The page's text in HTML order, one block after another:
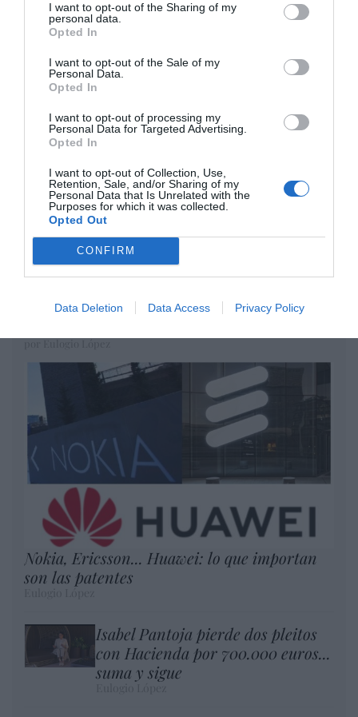
I want to opt-out of the Sharing of my
personal data.
Opted In
I want to opt-out of the Sale of my
Personal Data.
Opted In
I want to opt-out of processing my
Personal Data for Targeted Advertising.
Opted In
I want to opt-out of Collection, Use,
Retention, Sale, and/or Sharing of my
Personal Data that Is Unrelated with the
Purposes for which it was collected.
Opted Out
CONFIRM
Data Deletion Data Access Privacy Policy
Actualidad en los MERCADOS
Patrocinado por
Nokia, Ericsson... Huawei: lo que importan
son las patentes
Isabel Pantoja pierde dos pleitos
con Hacienda por 700.000 euros...
suma y sigue